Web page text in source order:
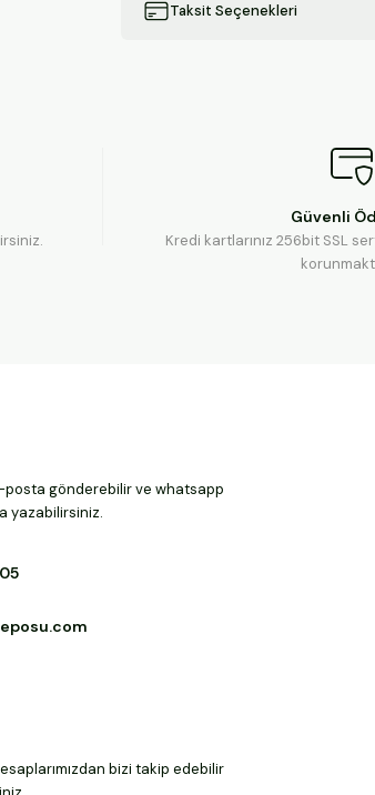
Taksit Seçenekleri
Güvenli
Kredi kartlarınız 256bit SSL
posta gönderebilir ve whatsapp
yazabilirsiniz.
bizi takip edebilir